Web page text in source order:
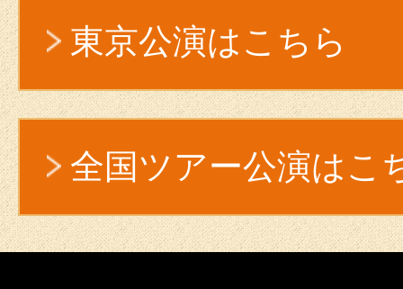
東京公演はこちら
全国ツアー公演はこ